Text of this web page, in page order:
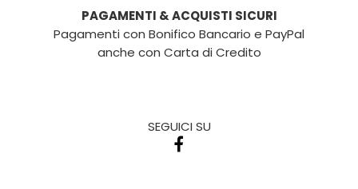
PAGAMENTI & ACQUISTI SICURI
Pagamenti con Bonifico Bancario e PayPal
anche con Carta di Credito
SEGUICI SU